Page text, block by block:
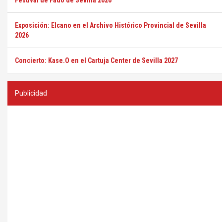
Exposición: Elcano en el Archivo Histórico Provincial de Sevilla
2026
Concierto: Kase.O en el Cartuja Center de Sevilla 2027
Publicidad